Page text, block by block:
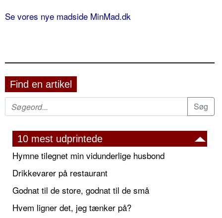
Se vores nye madside MinMad.dk
Find en artikel
10 mest udprintede
Hymne tilegnet min vidunderlige husbond
Drikkevarer på restaurant
Godnat til de store, godnat til de små
Hvem ligner det, jeg tænker på?